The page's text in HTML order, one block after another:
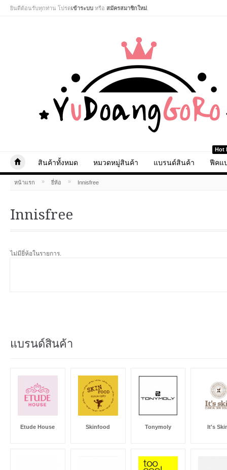
ยินดีต้อนรับทุกท่าน โปรดเข้าระบบ หรือ สมัครสมาชิกใหม่
สินค้าทั้งหมด หมวดหมู่สินค้า แบรนด์สินค้า
Hot
ฟีคแ
หน้าแรก » ยี่ห้อ » Innisfree
Innisfree
ไม่มียี่ห้อในรายการ.
แบรนด์สินค้า
Etude House Skinfood Tonymoly It's